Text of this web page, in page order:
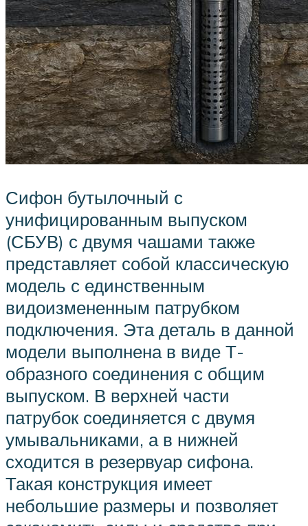
Сифон бутылочный с
унифицированным выпуском
(СБУВ) с двумя чашами также
представляет собой классическую
модель с единственным
видоизмененным патрубком
подключения. Эта деталь в данной
модели выполнена в виде Т-
образного соединения с общим
выпуском. В верхней части
патрубок соединяется с двумя
умывальниками, а в нижней
сходится в резервуар сифона.
Такая конструкция имеет
небольшие размеры и позволяет